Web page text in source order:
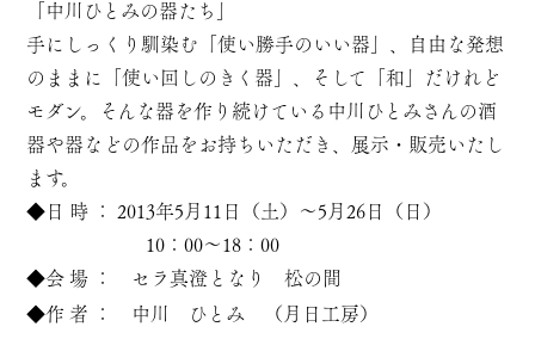
「中川ひとみの器たち」
手にしっくり馴染む「使い勝手のいい器」、自由な発想
のままに「使い回しのきく器」、そして「和」だけれど
モダン。そんな器を作り続けている中川ひとみさんの酒
器や器などの作品をお持ちいただき、展示・販売いたし
ます。
◆日 時 ： 2013年5月11日（土）～5月26日（日）
10：00～18：00
◆会 場 ： セラ真澄となり 松の間
◆作 者 ： 中川 ひとみ （月日工房）